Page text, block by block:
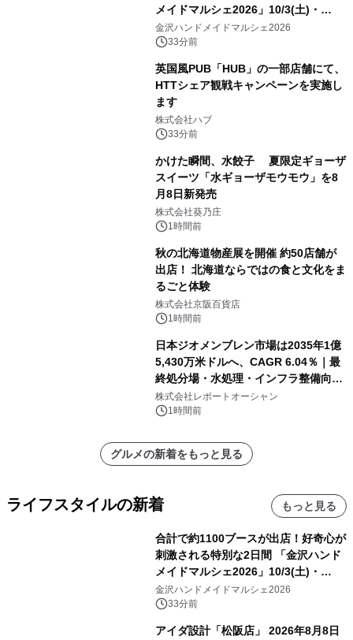
メイドマルシェ2026」10/3(土)・
10/4(日)開催
金沢ハンドメイドマルシェ2026
33分前
英国風PUB「HUB」の一部店舗にて、
HTTシェア観戦キャンペーンを実施し
ます
株式会社ハブ
33分前
かけた瞬間、水餃子 夏限定ギョーザ
スイーツ「水ギョーザモウモウ」を8
月8日新発売
株式会社葵乃庄
1時間前
秋の北海道物産展を開催 約50店舗が
出店！ 北海道ならではの食と文化をま
るごと体験
株式会社京阪百貨店
1時間前
日本ジオメンブレン市場は2035年1億
5,430万米ドルへ、CAGR 6.04％｜最
終処分場・水処理・インフラ整備向け
需要拡大
株式会社レポートオーシャン
1時間前
グルメの新着をもっと見る
ライフスタイルの新着 もっと見る
合計で約1100ブースが出店！好奇心が
刺激される特別な2日間 「金沢ハンド
メイドマルシェ2026」10/3(土)・
10/4(日)開催
金沢ハンドメイドマルシェ2026
33分前
アイダ設計「松阪店」 2026年8月8日